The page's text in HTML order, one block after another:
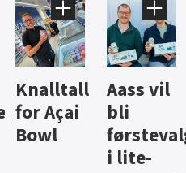
Brus og
jus fra
Berentsen
Hard
iste fra
Hansa